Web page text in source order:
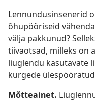
Lennundusinsenerid
õhupööriseid
välja pakkunud?
tiivaotsad, milleks on
liuglendu kasutavate
kurgede
Mõtteainet.